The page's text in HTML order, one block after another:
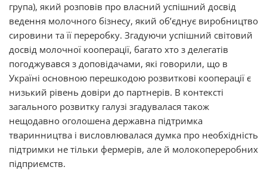
група), який розповів про власний успішний досвід
ведення молочного бізнесу, який об’єднує виробництво
сировини та її переробку. Згадуючи успішний світовий
досвід молочної кооперації, багато хто з делегатів
погоджувався з доповідачами, які говорили, що в
Україні основною перешкодою розвиткові кооперації є
низький рівень довіри до партнерів. В контексті
загального розвитку галузі згадувалася також
нещодавно оголошена державна підтримка
тваринництва і висловлювалася думка про необхідність
підтримки не тільки фермерів, але й молокопереробних
підприємств.